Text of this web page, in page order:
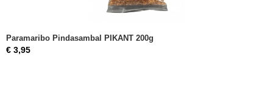
Paramaribo Pindasambal PIKANT 200g
€ 3,95